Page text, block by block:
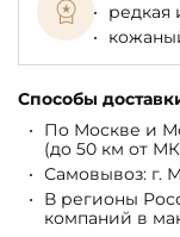
редкая
Способы
По Москве и
(до 50 км от
Самовывоз: г.
В регионы
компаний в